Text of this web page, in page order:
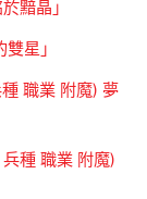
黯晶」
星」
職業 附魔) 夢
種 職業 附魔)